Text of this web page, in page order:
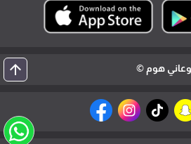
هوم © arrow_upward